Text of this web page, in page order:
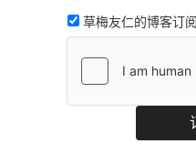
草梅友仁的博客订阅